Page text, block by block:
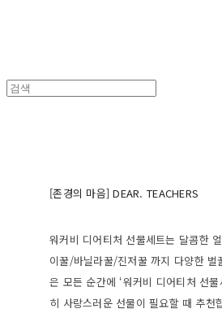
[존경의 마음] DEAR. TEACHERS
워커비 디어티처 선물세트는 달콤한
이꿀/바닐라꿀/진저꿀 까지 다양한
은 모든 순간에 ‘워커비 디어티처 선
히 사랑스러운 선물이 필요할 때 추천